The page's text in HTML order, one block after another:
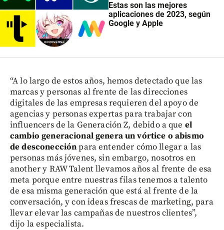
Estas son las mejores
aplicaciones de 2023, según
Google y Apple
“A lo largo de estos años, hemos detectado que las
marcas y personas al frente de las direcciones
digitales de las empresas requieren del apoyo de
agencias y personas expertas para trabajar con
influencers de la Generación Z, debido a que el
cambio generacional genera un vórtice o abismo
de desconecciónpara entender cómo llegar a las
personas más jóvenes, sin embargo, nosotros en
another y RAW Talent llevamos años al frente de esa
meta porque entre nuestras filas tenemos a talento
de esa misma generación que está al frente de la
conversación, y con ideas frescas de marketing, para
llevar elevar las campañas de nuestros clientes”,
dijo la especialista.